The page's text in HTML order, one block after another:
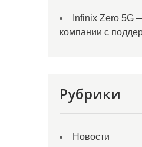
Infinix Zero 5G
компании с
Рубрики
Новости